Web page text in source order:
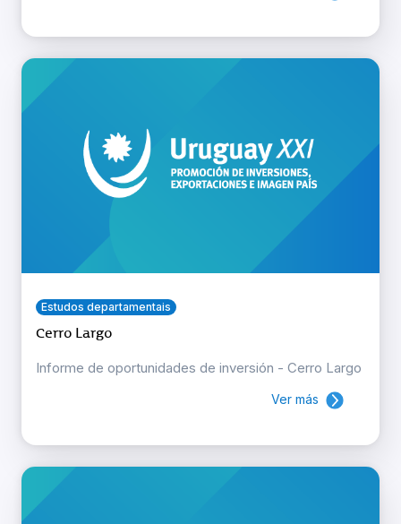
Estudos departamentais
Cerro Largo
Informe de oportunidades de inversión - Cerro Largo
Ver más